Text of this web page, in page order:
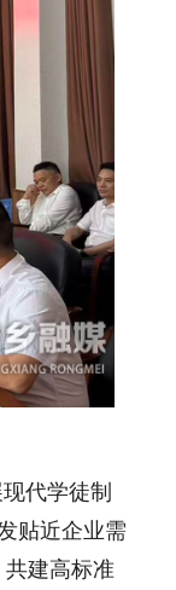
代学徒制
贴近企业需
建高标准